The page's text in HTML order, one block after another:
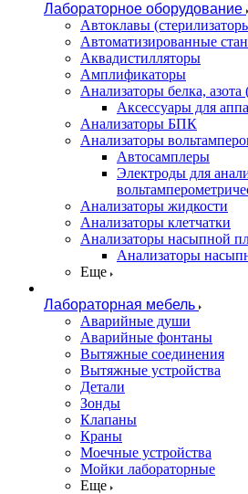
Лабораторное оборудование
Автоклавы
Автоматизированные
Аквадистилляторы
Амплификаторы
Анализаторы белка,
Аксессуары для
Анализаторы БПК
Анализаторы
Автосамплеры
Электроды для
Анализаторы жидкости
Анализаторы клетчатки
Анализаторы насыпной
Анализаторы
Еще
Лабораторная мебель
Аварийные души
Аварийные фонтаны
Вытяжные соединения
Вытяжные устройства
Детали
Зонды
Клапаны
Краны
Моечные устройства
Мойки лабораторные
Еще